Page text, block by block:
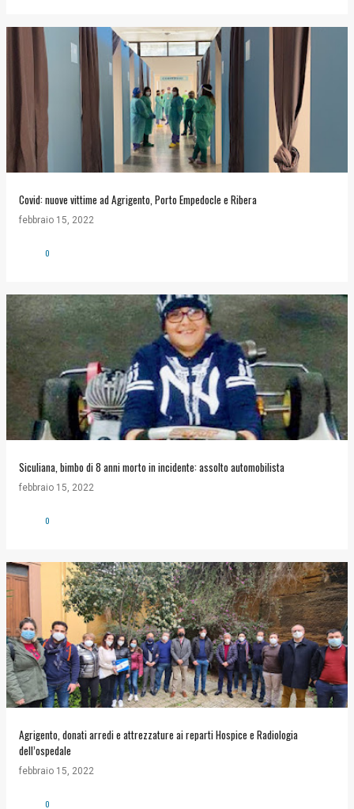
Covid: nuove vittime ad Agrigento, Porto Empedocle e Ribera
febbraio 15, 2022
0
Siculiana, bimbo di 8 anni morto in incidente: assolto automobilista
febbraio 15, 2022
0
Agrigento, donati arredi e attrezzature ai reparti Hospice e Radiologia
dell’ospedale
febbraio 15, 2022
0